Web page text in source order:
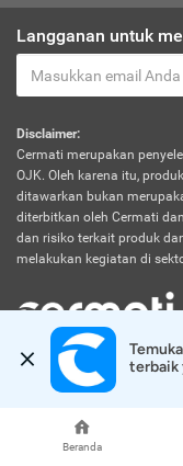
Beranda
Langganan untuk
Disclaimer:
Cermati merupakan
OJK. Oleh karena itu,
ditawarkan bukan
diterbitkan oleh Cermati
dan risiko terkait produk
melakukan kegiatan di
© 2026 Cermati. All Rights
terbaik